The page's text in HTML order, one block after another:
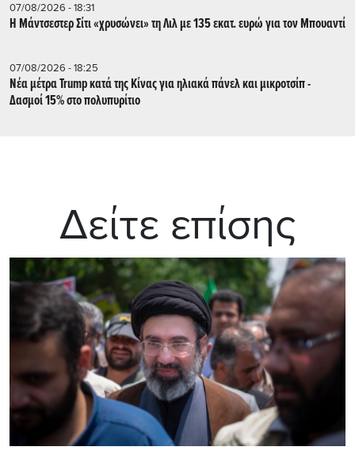
07/08/2026 - 18:31
Η Μάντσεστερ Σίτι «χρυσώνει» τη Λιλ με 135 εκατ. ευρώ για τον Μπουαντί
07/08/2026 - 18:25
Νέα μέτρα Trump κατά της Κίνας για ηλιακά πάνελ και μικροτσίπ -
Δασμοί 15% στο πολυπυρίτιο
Δείτε επίσης